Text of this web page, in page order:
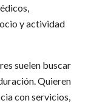
y actividad
suelen buscar
Quieren
con servicios,